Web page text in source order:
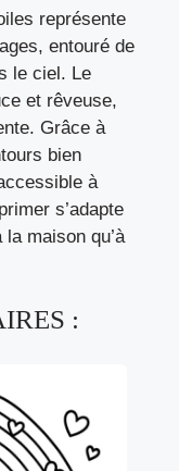
représente
entouré de
le ciel. Le
et rêveuse,
Grâce à
bien
à
s’adapte
maison qu’à
: